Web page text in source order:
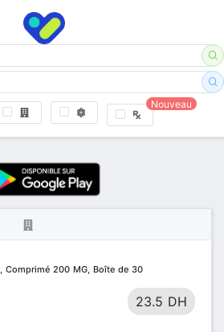
Nouveau
, Comprimé 200 MG, Boîte de 30
23.5 DH